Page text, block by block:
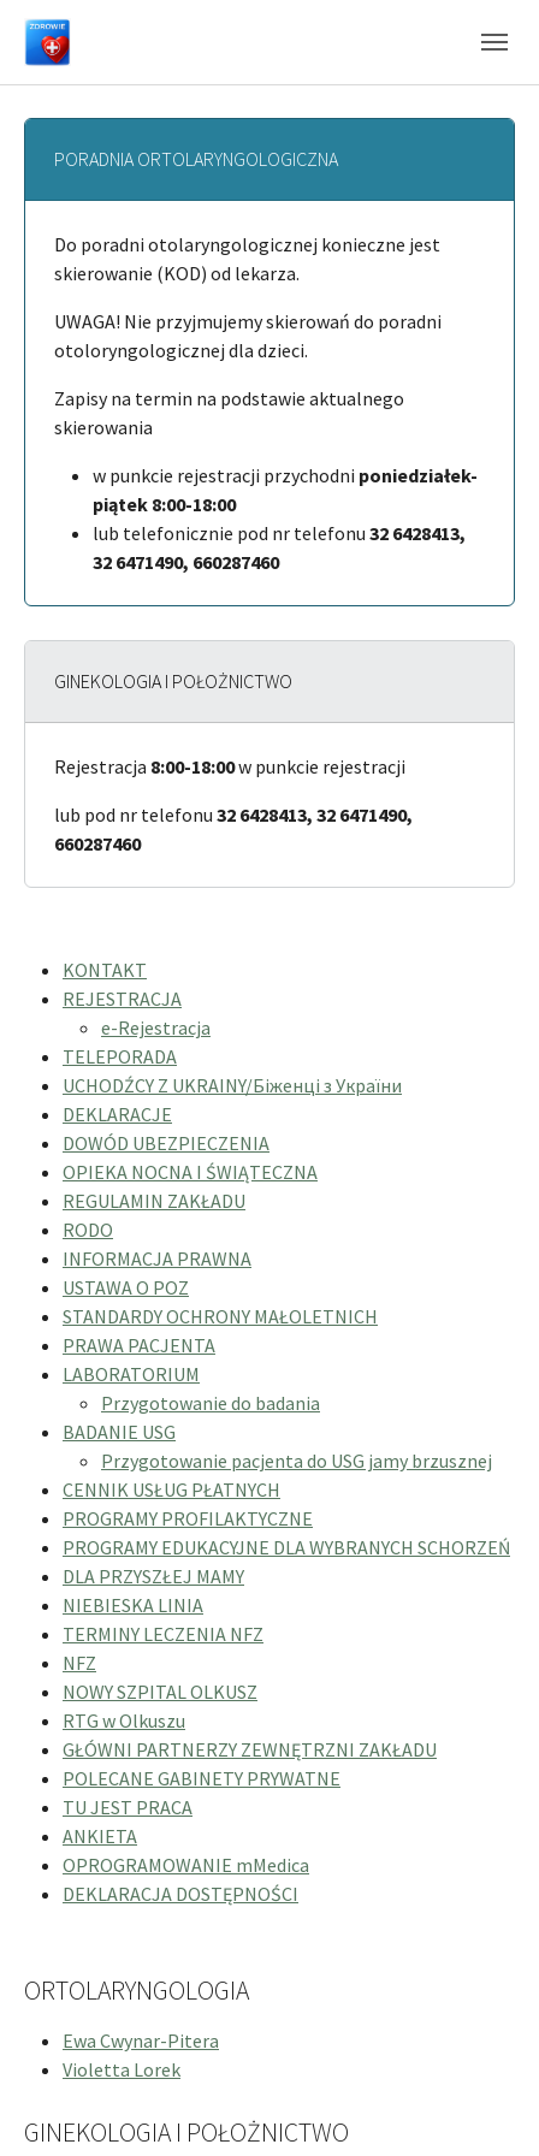
Skip to main navigation
Skip to main content
Skip to page footer
PORADNIA ORTOLARYNGOLOGICZNA
Do poradni otolaryngologicznej konieczne jest
skierowanie (KOD) od lekarza.
UWAGA! Nie przyjmujemy skierowań do poradni
otoloryngologicznej dla dzieci.
Zapisy na termin na podstawie aktualnego
skierowania
w punkcie rejestracji przychodni poniedziałek-
piątek 8:00-18:00
lub telefonicznie pod nr telefonu 32 6428413,
32 6471490, 660287460
GINEKOLOGIA I POŁOŻNICTWO
Rejestracja 8:00-18:00w punkcie rejestracji
lub pod nr telefonu 32 6428413, 32 6471490,
660287460
KONTAKT
REJESTRACJA
e-Rejestracja
TELEPORADA
UCHODŹCY Z UKRAINY/Біженці з України
DEKLARACJE
DOWÓD UBEZPIECZENIA
OPIEKA NOCNA I ŚWIĄTECZNA
REGULAMIN ZAKŁADU
RODO
INFORMACJA PRAWNA
USTAWA O POZ
STANDARDY OCHRONY MAŁOLETNICH
PRAWA PACJENTA
LABORATORIUM
Przygotowanie do badania
BADANIE USG
Przygotowanie pacjenta do USG jamy brzusznej
CENNIK USŁUG PŁATNYCH
PROGRAMY PROFILAKTYCZNE
PROGRAMY EDUKACYJNE DLA WYBRANYCH SCHORZEŃ
DLA PRZYSZŁEJ MAMY
NIEBIESKA LINIA
TERMINY LECZENIA NFZ
NFZ
NOWY SZPITAL OLKUSZ
RTG w Olkuszu
GŁÓWNI PARTNERZY ZEWNĘTRZNI ZAKŁADU
POLECANE GABINETY PRYWATNE
TU JEST PRACA
ANKIETA
OPROGRAMOWANIE mMedica
DEKLARACJA DOSTĘPNOŚCI
ORTOLARYNGOLOGIA
Ewa Cwynar-Pitera
Violetta Lorek
GINEKOLOGIA I POŁOŻNICTWO